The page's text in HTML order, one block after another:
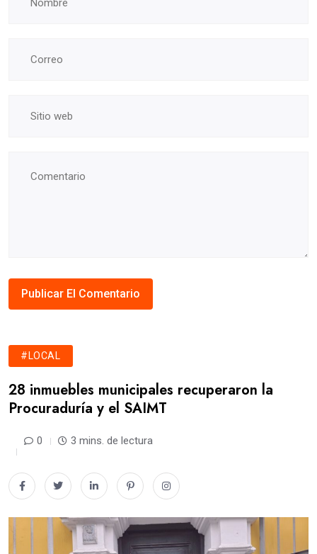
#LOCAL
28 inmuebles municipales recuperaron la
Procuraduría y el SAIMT
0 3 mins. de lectura